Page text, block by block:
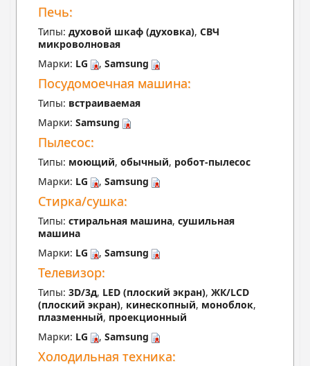
Печь:
Типы: духовой шкаф (духовка), СВЧ
микроволновая
Марки: LG , Samsung
Посудомоечная машина:
Типы: встраиваемая
Марки: Samsung
Пылесос:
Типы: моющий, обычный, робот-пылесос
Марки: LG , Samsung
Стирка/сушка:
Типы: стиральная машина, сушильная
машина
Марки: LG , Samsung
Телевизор:
Типы: 3D/3д, LED (плоский экран), ЖК/LCD
(плоский экран), кинескопный, моноблок,
плазменный, проекционный
Марки: LG , Samsung
Холодильная техника: